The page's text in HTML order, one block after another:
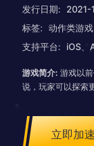
发行日期:
2021-
标签: 动作类游戏
支持平台:
iOS、
游戏简介: 游戏以
说，玩家可以探索
立即加